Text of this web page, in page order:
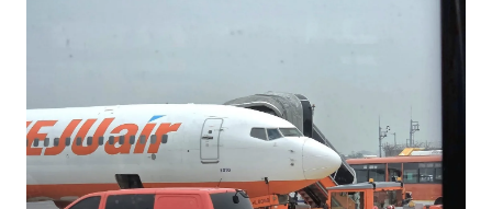
홍은표
후기